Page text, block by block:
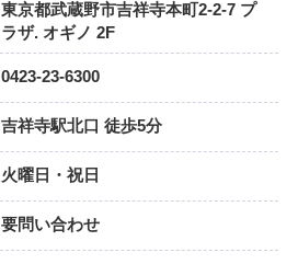
東京都武蔵野市吉祥寺本町2-2-7 プ
ラザ. オギノ 2F
0423-23-6300
吉祥寺駅北口 徒歩5分
火曜日・祝日
要問い合わせ